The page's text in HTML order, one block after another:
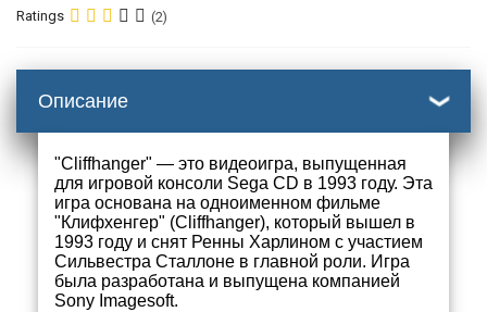
Ratings (2)
Описание
"Cliffhanger" — это видеоигра, выпущенная
для игровой консоли Sega CD в 1993 году. Эта
игра основана на одноименном фильме
"Клифхенгер" (Cliffhanger), который вышел в
1993 году и снят Ренны Харлином с участием
Сильвестра Сталлоне в главной роли. Игра
была разработана и выпущена компанией
Sony Imagesoft.